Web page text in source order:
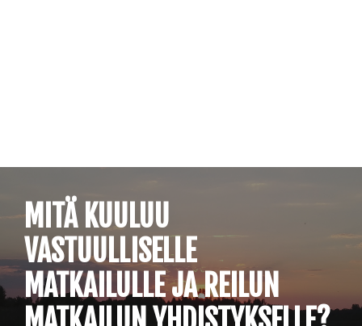
MITÄ KUULUU
VASTUULLISELLE
MATKAILULLE JA REILUN